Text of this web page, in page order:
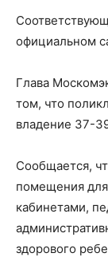
официальном
Глава
том, что
владение 37-
Сообщается,
помещения
кабинетами,
здорового